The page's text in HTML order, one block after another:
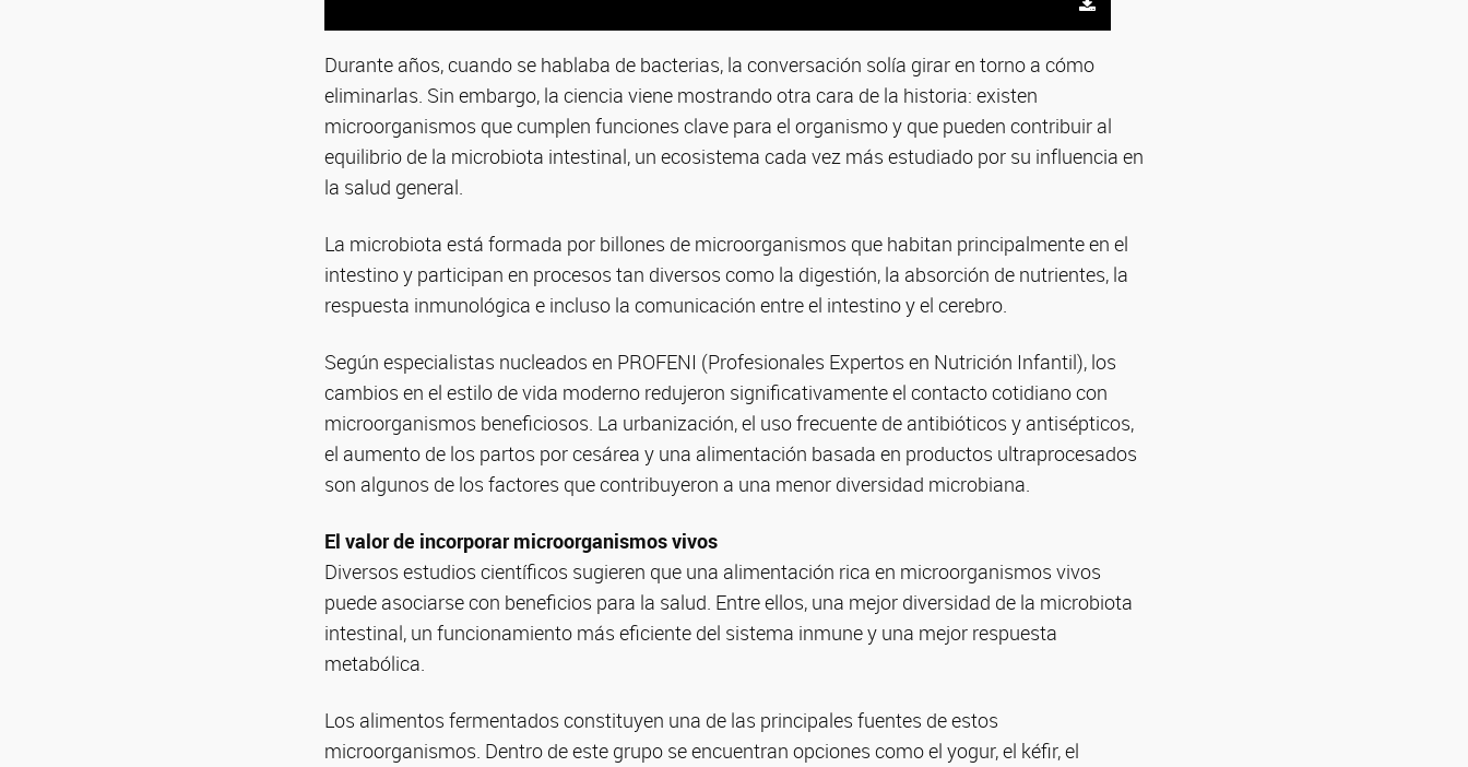
Durante años, cuando se hablaba de bacterias, la conversación solía girar en torno a cómo
eliminarlas. Sin embargo, la ciencia viene mostrando otra cara de la historia: existen
microorganismos que cumplen funciones clave para el organismo y que pueden contribuir al
equilibrio de la microbiota intestinal, un ecosistema cada vez más estudiado por su influencia en
la salud general.
La microbiota está formada por billones de microorganismos que habitan principalmente en el
intestino y participan en procesos tan diversos como la digestión, la absorción de nutrientes, la
respuesta inmunológica e incluso la comunicación entre el intestino y el cerebro.
Según especialistas nucleados en PROFENI (Profesionales Expertos en Nutrición Infantil), los
cambios en el estilo de vida moderno redujeron significativamente el contacto cotidiano con
microorganismos beneficiosos. La urbanización, el uso frecuente de antibióticos y antisépticos,
el aumento de los partos por cesárea y una alimentación basada en productos ultraprocesados
son algunos de los factores que contribuyeron a una menor diversidad microbiana.
El valor de incorporar microorganismos vivos
Diversos estudios científicos sugieren que una alimentación rica en microorganismos vivos
puede asociarse con beneficios para la salud. Entre ellos, una mejor diversidad de la microbiota
intestinal, un funcionamiento más eficiente del sistema inmune y una mejor respuesta
metabólica.
Los alimentos fermentados constituyen una de las principales fuentes de estos
microorganismos. Dentro de este grupo se encuentran opciones como el yogur, el kéfir, el